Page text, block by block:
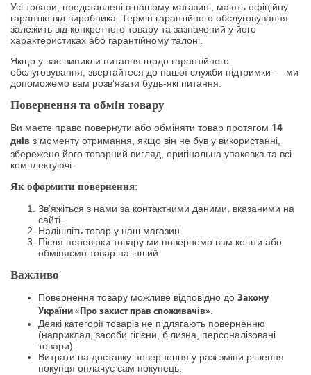
Усі товари, представлені в нашому магазині, мають офіційну
гарантію від виробника. Термін гарантійного обслуговування
залежить від конкретного товару та зазначений у його
характеристиках або гарантійному талоні.
Якщо у вас виникли питання щодо гарантійного
обслуговування, звертайтеся до нашої служби підтримки — ми
допоможемо вам розв’язати будь-які питання.
Повернення та обмін товару
Ви маєте право повернути або обміняти товар протягом 14
днів з моменту отримання, якщо він не був у використанні,
збережено його товарний вигляд, оригінальна упаковка та всі
комплектуючі.
Як оформити повернення:
Зв’яжіться з нами за контактними даними, вказаними на
сайті.
Надішліть товар у наш магазин.
Після перевірки товару ми повернемо вам кошти або
обміняємо товар на інший.
Важливо
Повернення товару можливе відповідно до Закону
України «Про захист прав споживачів».
Деякі категорії товарів не підлягають поверненню
(наприклад, засоби гігієни, білизна, персоналізовані
товари).
Витрати на доставку повернення у разі зміни рішення
покупця оплачує сам покупець.